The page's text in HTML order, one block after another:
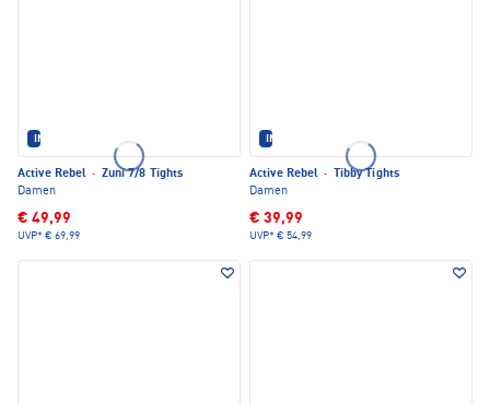
IM SET ERHÄLTLICH
Active Rebel · Zuni 7/8 Tights
Damen
€ 49,99
UVP* € 69,99
IM SET ERHÄLTLICH
Active Rebel ·
Tibby Tights
Damen
€ 39,99
UVP* € 54,99